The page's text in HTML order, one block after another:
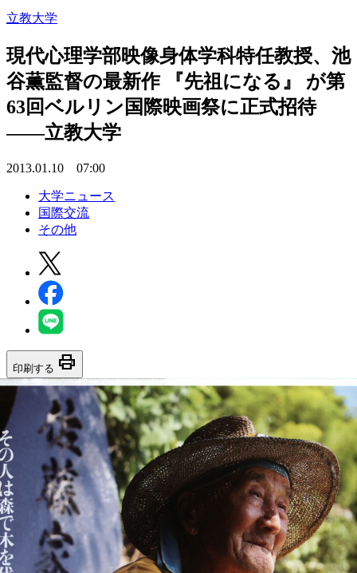
立教大学
現代心理学部映像身体学科特任教授、池
谷薫監督の最新作 『先祖になる』 が第
63回ベルリン国際映画祭に正式招待
――立教大学
2013.01.10 07:00
大学ニュース
国際交流
その他
印刷する print